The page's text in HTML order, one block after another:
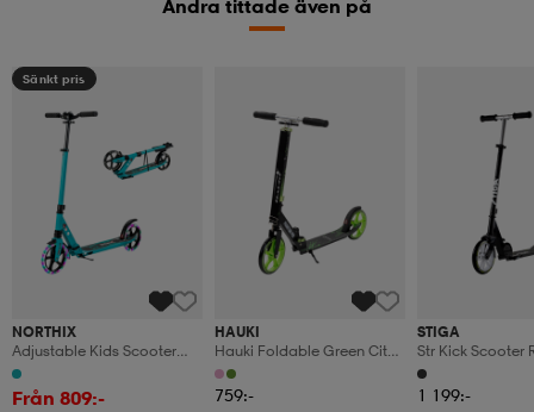
Andra tittade även på
Sänkt pris
NORTHIX
Adjustable Kids Scooter
With Led Wheels, Foldable,
Turquoise
Från 809:-
HAUKI
Hauki Foldable Green City
Scooter With Adjustable
Handlebar, Xxl Wheels,
759:-
STIGA
Str Kick Scooter
S Black/lime
1 199:-